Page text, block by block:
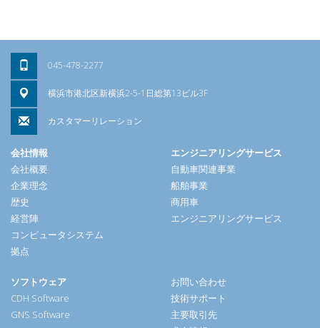
045-478-2277
横浜市港北区新横浜2-5-1日総第13ビル3F
カスタマーリレーション
会社情報
会社概要
企業理念
歴史
経営陣
コンピュータシステム
拠点
エンジニアリングサービス
自動車関連事業
船舶事業
商用車
エンジニアリングサービス
ソフトウェア
CDH Software
GNS Software
お問い合わせ
技術サポート
主要取引先